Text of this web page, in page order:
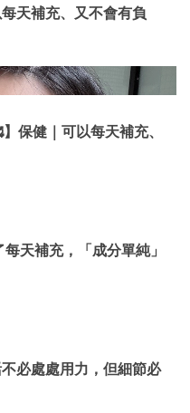
每天補充、又不會有負
保健｜可以每天補充、
天補充，「成分單純」
必處處用力，但細節必